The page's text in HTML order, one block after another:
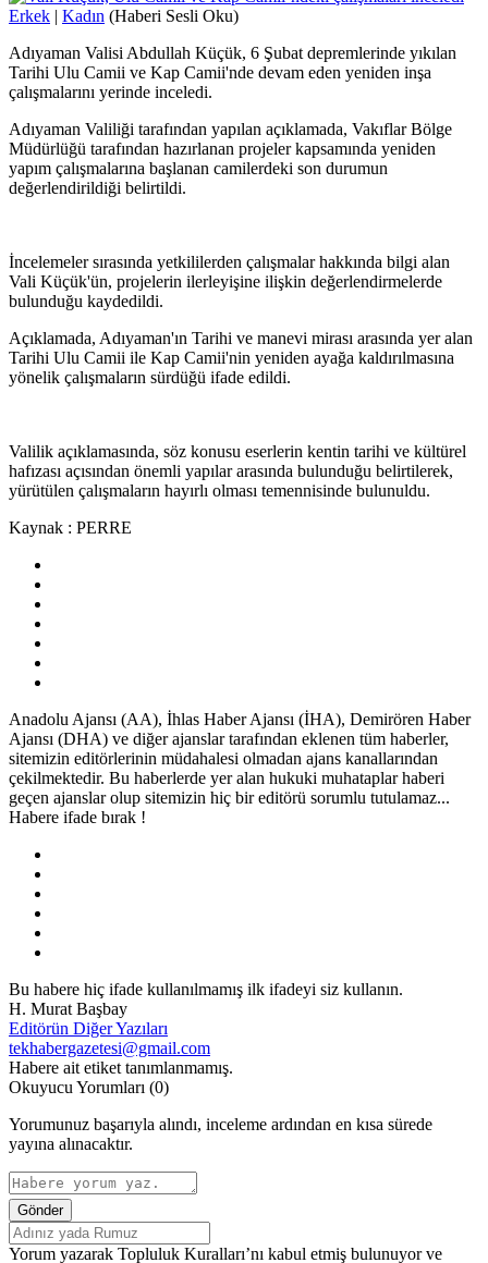
Erkek | Kadın (Haberi Sesli Oku)
Adıyaman Valisi Abdullah Küçük, 6 Şubat depremlerinde yıkılan
Tarihi Ulu Camii ve Kap Camii'nde devam eden yeniden inşa
çalışmalarını yerinde inceledi.
Adıyaman Valiliği tarafından yapılan açıklamada, Vakıflar Bölge
Müdürlüğü tarafından hazırlanan projeler kapsamında yeniden
yapım çalışmalarına başlanan camilerdeki son durumun
değerlendirildiği belirtildi.
İncelemeler sırasında yetkililerden çalışmalar hakkında bilgi alan
Vali Küçük'ün, projelerin ilerleyişine ilişkin değerlendirmelerde
bulunduğu kaydedildi.
Açıklamada, Adıyaman'ın Tarihi ve manevi mirası arasında yer alan
Tarihi Ulu Camii ile Kap Camii'nin yeniden ayağa kaldırılmasına
yönelik çalışmaların sürdüğü ifade edildi.
Valilik açıklamasında, söz konusu eserlerin kentin tarihi ve kültürel
hafızası açısından önemli yapılar arasında bulunduğu belirtilerek,
yürütülen çalışmaların hayırlı olması temennisinde bulunuldu.
Kaynak : PERRE
Anadolu Ajansı (AA), İhlas Haber Ajansı (İHA), Demirören Haber
Ajansı (DHA) ve diğer ajanslar tarafından eklenen tüm haberler,
sitemizin editörlerinin müdahalesi olmadan ajans kanallarından
çekilmektedir. Bu haberlerde yer alan hukuki muhataplar haberi
geçen ajanslar olup sitemizin hiç bir editörü sorumlu tutulamaz...
Habere ifade bırak !
Bu habere hiç ifade kullanılmamış ilk ifadeyi siz kullanın.
H. Murat Başbay
Editörün Diğer Yazıları
tekhabergazetesi@gmail.com
Habere ait etiket tanımlanmamış.
Okuyucu Yorumları (0)
Yorumunuz başarıyla alındı, inceleme ardından en kısa sürede
yayına alınacaktır.
Gönder
Yorum yazarak Topluluk Kuralları’nı kabul etmiş bulunuyor ve